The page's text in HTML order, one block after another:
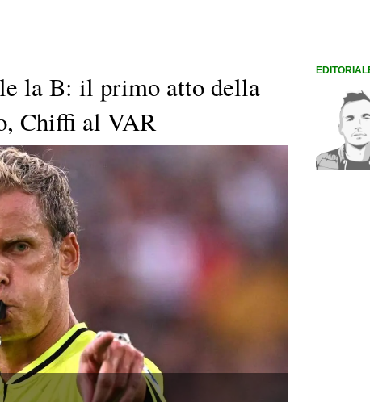
la B: il primo atto della
Chiffi al VAR